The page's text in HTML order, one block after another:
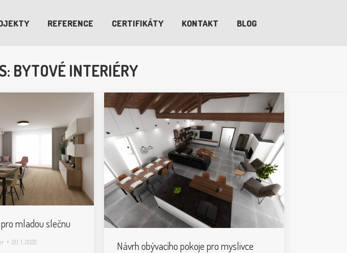
REFERENCE CERTIFIKÁTY KONTAKT BLOG
BYTOVÉ INTERIÉRY
mladou slečnu
20. 1. 2022 Návrh obývacího pokoje pro myslivce